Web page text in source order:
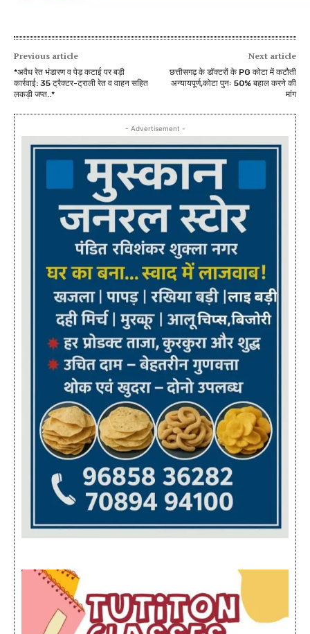
Previous article
*अवैध रेत भंडारण व पेड़ कटाई पर बड़ी
कार्रवाई: 35 ट्रैक्टर-ट्राली रेत व वाहन सहित
लकड़ी जप्त..*
Next article
छत्तीसगढ़ के डॉक्टरों के PG कोटा में कटौती
अन्यायपूर्ण,कोटा पुनः 50% बहाल करने की
मांग
- Advertisement -